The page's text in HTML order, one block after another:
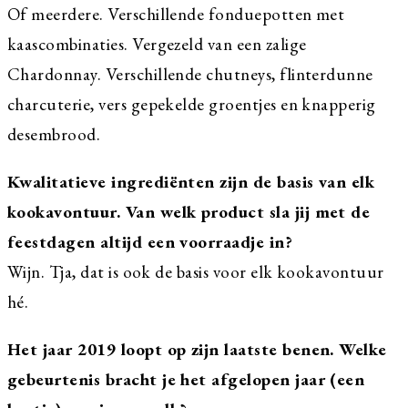
Of meerdere. Verschillende fonduepotten met
kaascombinaties. Vergezeld van een zalige
Chardonnay. Verschillende chutneys, flinterdunne
charcuterie, vers gepekelde groentjes en knapperig
desembrood.
Kwalitatieve ingrediënten zijn de basis van elk
kookavontuur. Van welk product sla jij met de
feestdagen altijd een voorraadje in?
Wijn. Tja, dat is ook de basis voor elk kookavontuur
hé.
Het jaar 2019 loopt op zijn laatste benen. Welke
gebeurtenis bracht je het afgelopen jaar (een